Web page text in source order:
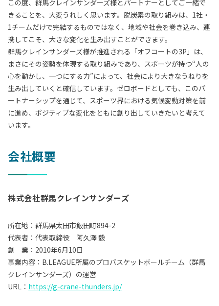
この度、群馬クレインサンダーズ様とパートナーとしてご一緒で
きることを、大変うれしく思います。脱炭素の取り組みは、1社・
1チームだけで完結するものではなく、地域や社会を巻き込み、連
携してこそ、大きな変化を生み出すことができます。
群馬クレインサンダーズ様が推進される「オフコートの3P」は、
まさにその姿勢を体現する取り組みであり、スポーツが持つ“人の
心を動かし、一つにする力”によって、社会により大きなうねりを
生み出していくと確信しています。ゼロボードとしても、このパ
ートナーシップを通じて、スポーツ界における気候変動対策を前
に進め、ポジティブな変化をともに創り出していきたいと考えて
います。
会社概要
株式会社群馬クレインサンダーズ
所在地：群馬県太田市飯田町894-2
代表者：代表取締役 阿久澤 毅
創 業：2010年6月10日
事業内容：B.LEAGUE所属のプロバスケットボールチーム（群馬
クレインサンダーズ）の運営
URL： https://g-crane-thunders.jp/